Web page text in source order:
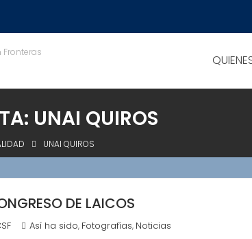
UNAI QUIROS
UNAI QUIROS
DE LAICOS
Así ha sido, Fotografías, Noticias